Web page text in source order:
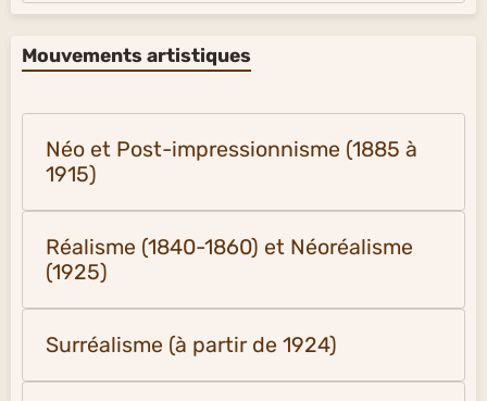
Mouvements artistiques
Néo et Post-impressionnisme (1885 à
1915)
Réalisme (1840-1860) et Néoréalisme
(1925)
Surréalisme (à partir de 1924)